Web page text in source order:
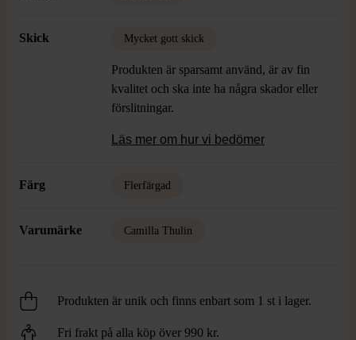
Skick Mycket gott skick
Produkten är sparsamt använd, är av fin
kvalitet och ska inte ha några skador eller
förslitningar.
Läs mer om hur vi bedömer
Färg Flerfärgad
Varumärke Camilla Thulin
Produkten är unik och finns enbart som 1 st i lager.
Fri frakt på alla köp över 990 kr.